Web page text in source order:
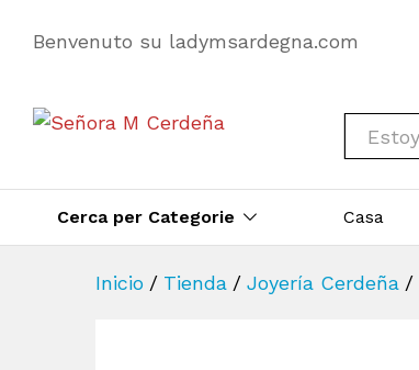
Benvenuto su ladymsardegna.com
All
Cerca per Categorie Casa
Inicio / Tienda / Joyería Cerdeña /